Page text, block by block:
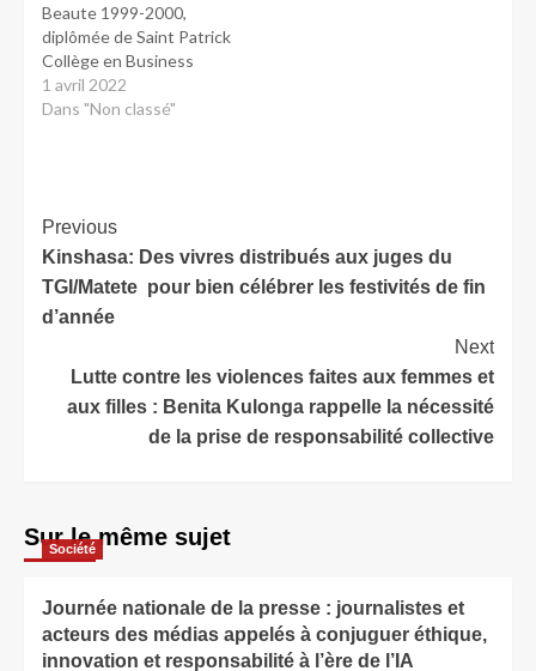
Beaute 1999-2000,
diplômée de Saint Patrick
Collège en Business
Management et munie
d’un BA hons en
femme entrepreneure
congolaise, originaire de
la province du Kwilu,
dans le territoire de
Gungu et de la
1 avril 2022
Dans "Non classé"
Previous
Kinshasa: Des vivres distribués aux juges du
TGI/Matete pour bien célébrer les festivités de fin
d’année
Next
Lutte contre les violences faites aux femmes et
aux filles : Benita Kulonga rappelle la nécessité
de la prise de responsabilité collective
Sur le même sujet
Société
Journée nationale de la presse : journalistes et
acteurs des médias appelés à conjuguer éthique,
innovation et responsabilité à l’ère de l’IA